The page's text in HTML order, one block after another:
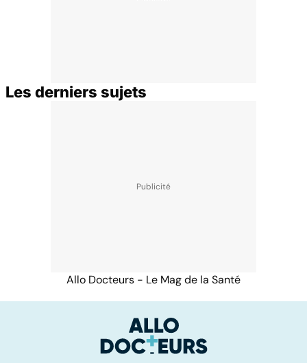
Les derniers sujets
Allo Docteurs - Le Mag de la Santé